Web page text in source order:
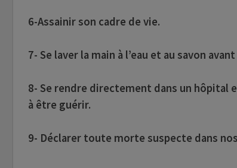
6-Assainir son cadre de vie.
7- Se laver la main à l’eau et au savon
8- Se rendre directement dans un hôpital
à être guérir.
9- Déclarer toute morte suspecte dans